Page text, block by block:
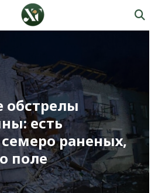
обстрелы
есть
раненых,
поле